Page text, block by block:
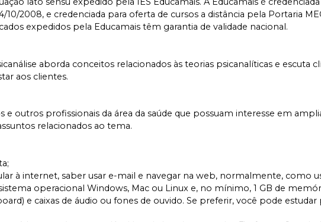
10/2008, e credenciada para oferta de cursos a distância pela Portaria
expedidos pela Educamais têm garantia de validade nacional.
aborda conceitos relacionados às teorias psicanalíticas e escuta
aos clientes.
e outros profissionais da área da saúde que possuam interesse em
relacionados ao tema.
à internet, saber usar e-mail e navegar na web, normalmente, como
operacional Windows, Mac ou Linux e, no mínimo, 1 GB de
e caixas de áudio ou fones de ouvido. Se preferir, você pode